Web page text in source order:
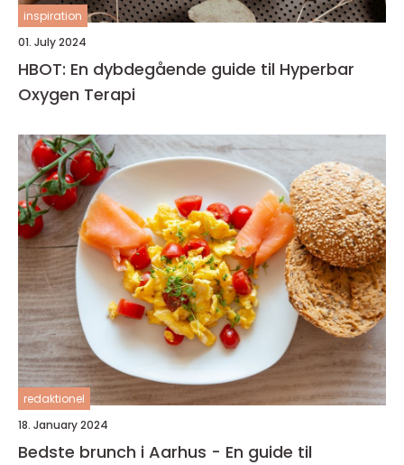
inspiration
01. July 2024
HBOT: En dybdegående guide til Hyperbar
Oxygen Terapi
redaktionel
18. January 2024
Bedste brunch i Aarhus - En guide til